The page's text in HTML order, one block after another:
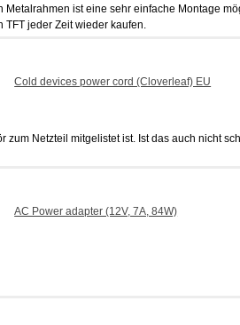
ist eine sehr einfache Montage
TFT jeder Zeit wieder kaufen.
Cold devices power cord (Cloverleaf) EU
Netzteil mitgelistet ist. Ist das auch nicht
AC Power adapter (12V, 7A, 84W)